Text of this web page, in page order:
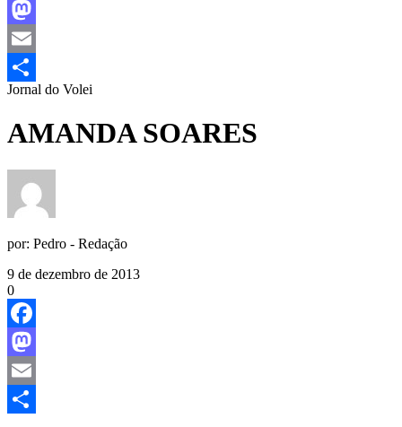
Facebook
Mastodon
Email
Share
Jornal do Volei
AMANDA SOARES
por: Pedro - Redação
9 de dezembro de 2013
0
Facebook
Mastodon
Email